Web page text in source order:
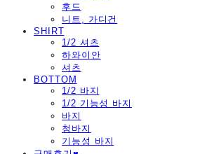
후드
니트, 가디건
SHIRT
1/2 셔츠
하와이안
셔츠
BOTTOM
1/2 바지
1/2 기능성 바지
바지
청바지
기능성 바지